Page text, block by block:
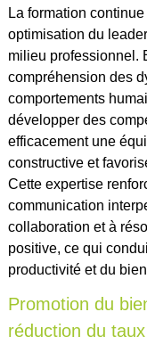
La formation
optimisation du
milieu professionnel.
compréhension des
comportements
développer des
efficacement une
constructive et
Cette expertise
communication
collaboration et à
positive, ce qui
productivité et du
Promotion du
réduction du